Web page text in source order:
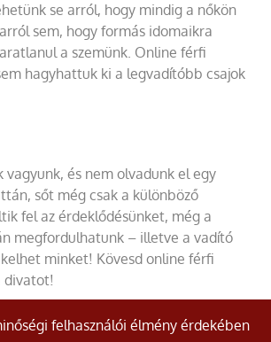
se arról, hogy mindig a nőkön
sem, hogy formás idomaikra
a szemünk. Online férfi
hagyhattuk ki a legvadítóbb csajok
és nem olvadunk el egy
sőt még csak a különböző
fel az érdeklődésünket, még a
megfordulhatunk – illetve a vadító
minket! Kövesd online férfi
divatot!
felhasználói élmény érdekében